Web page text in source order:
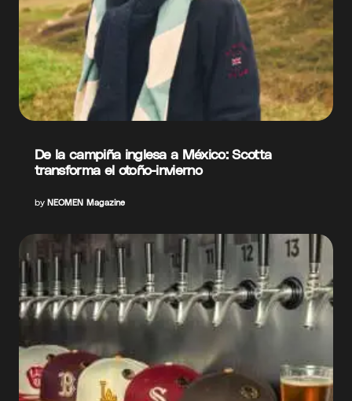
De la campiña inglesa a México: Scotta
transforma el otoño-invierno
by NEOMEN Magazine